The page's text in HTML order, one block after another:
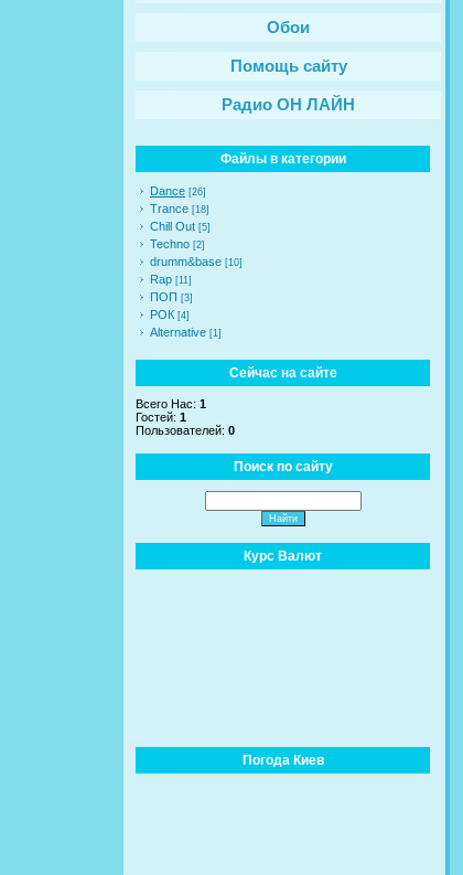
Обои
Помощь сайту
Радио ОН ЛАЙН
Файлы в категории
Dance [26]
Trance [18]
Chill Out [5]
Techno [2]
drumm&base [10]
Rap [11]
ПОП [3]
РОК [4]
Alternative [1]
Сейчас на сайте
Всего Нас: 1
Гостей: 1
Пользователей: 0
Поиск по сайту
Курс Валют
Погода Киев